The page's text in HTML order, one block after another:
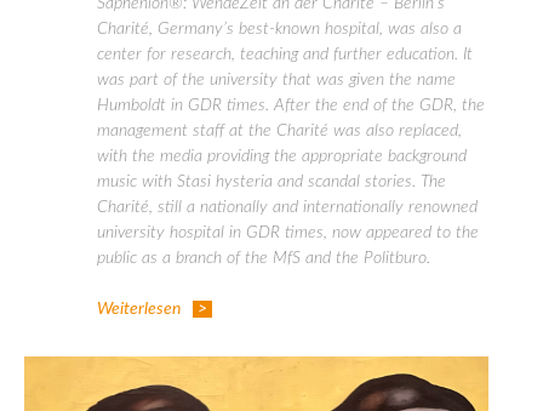
Saphenion®: WendeZeit an der Charitè – Berlin’s
Charité, Germany’s best-known hospital, was also a
center for research, teaching and further education. It
was part of the university that was given the name
Humboldt in GDR times. After the end of the GDR, the
management staff at the Charité was also replaced,
with the media providing the appropriate background
music with Stasi hysteria and scandal stories. The
Charité, still a nationally and internationally renowned
university hospital in GDR times, now appeared to the
public as a branch of the MfS and the Politburo.
Weiterlesen